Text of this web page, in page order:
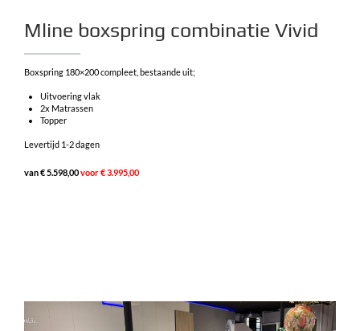
Mline boxspring combinatie Vivid
Boxspring 180×200 compleet, bestaande uit;
Uitvoering vlak
2x Matrassen
Topper
Levertijd 1-2 dagen
van € 5.598,00voor € 3.995,00